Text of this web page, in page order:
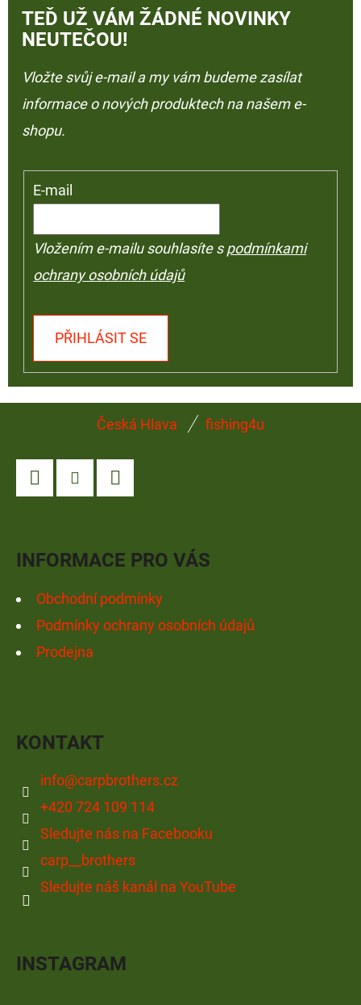
TEĎ UŽ VÁM ŽÁDNÉ NOVINKY
NEUTEČOU!
Vložte svůj e-mail a my vám budeme zasílat
informace o nových produktech na našem e-
shopu.
E-mail
Vložením e-mailu souhlasíte spodmínkami
ochrany osobních údajů
PŘIHLÁSIT SE
Česká Hlava fishing4u
INFORMACE PRO VÁS
Obchodní podmínky
Podmínky ochrany osobních údajů
Prodejna
KONTAKT
info@carpbrothers.cz
+420 724 109 114
Sledujte nás na Facebooku
carp__brothers
Sledujte náš kanál na YouTube
INSTAGRAM